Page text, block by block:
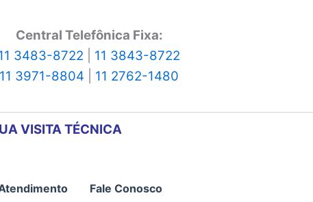
Central Telefônica Fixa:
3483-8722
11 3843-8722
11 3971-8804
11 2762-1480
VISITA TÉCNICA
Fale Conosco